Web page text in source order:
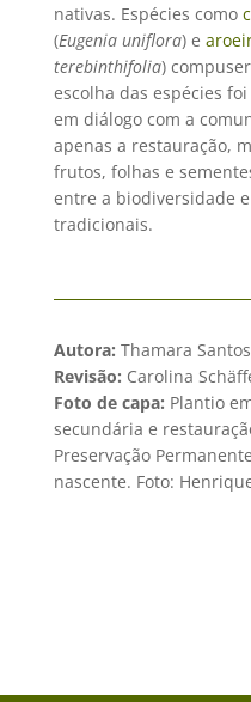
nativas. Espécies como
(Eugenia uniflora) e
terebinthifolia)
escolha das espécies
em diálogo com a
apenas a restauração,
frutos, folhas e
entre a biodiversidade
tradicionais.
Autora: Thamara
Revisão: Carolina
Foto de capa: Plantio
secundária e
Preservação
nascente. Foto: